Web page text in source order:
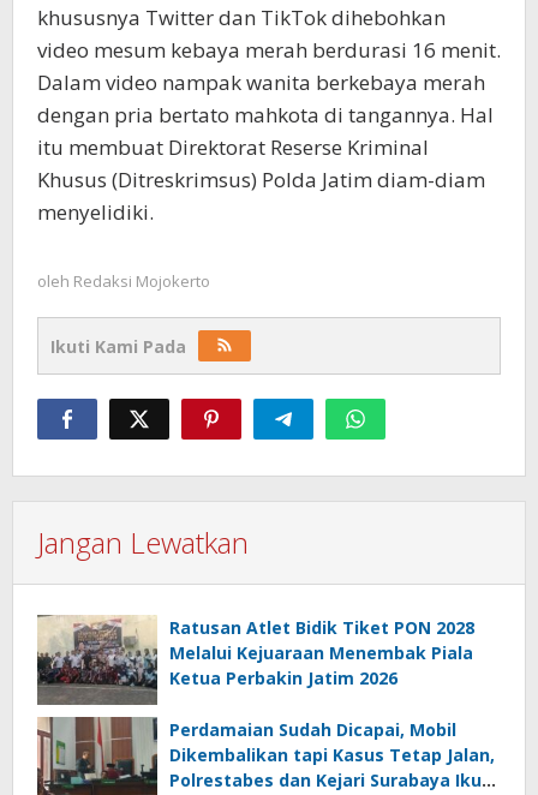
khususnya Twitter dan TikTok dihebohkan
video mesum kebaya merah berdurasi 16 menit.
Dalam video nampak wanita berkebaya merah
dengan pria bertato mahkota di tangannya. Hal
itu membuat Direktorat Reserse Kriminal
Khusus (Ditreskrimsus) Polda Jatim diam-diam
menyelidiki.
oleh Redaksi Mojokerto
Ikuti Kami Pada
Jangan Lewatkan
Ratusan Atlet Bidik Tiket PON 2028
Melalui Kejuaraan Menembak Piala
Ketua Perbakin Jatim 2026
Perdamaian Sudah Dicapai, Mobil
Dikembalikan tapi Kasus Tetap Jalan,
Polrestabes dan Kejari Surabaya Ikut